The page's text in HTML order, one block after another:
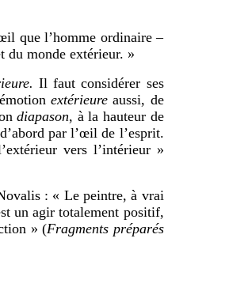
que l’homme ordinaire –
du monde extérieur. »
Il faut considérer ses
extérieure aussi, de
diapason, à la hauteur de
par l’œil de l’esprit.
vers l’intérieur »
: « Le peintre, à vrai
un agir totalement positif,
» (Fragments préparés